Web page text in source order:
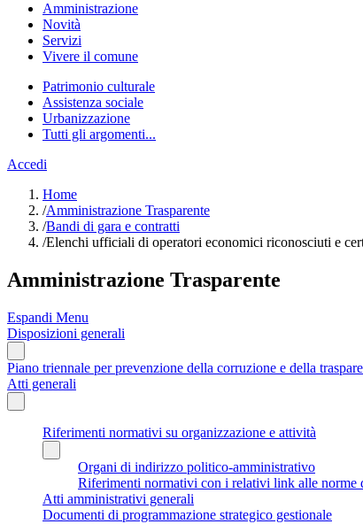
Amministrazione
Novità
Servizi
Vivere il comune
Patrimonio culturale
Assistenza sociale
Urbanizzazione
Tutti gli argomenti...
Accedi
Home
/Amministrazione Trasparente
/Bandi di gara e contratti
/Elenchi ufficiali di operatori economici riconosciuti e
Amministrazione Trasparente
Espandi Menu
Disposizioni generali
Piano triennale per prevenzione della corruzione e della
Atti generali
Riferimenti normativi su organizzazione e attività
Organi di indirizzo politico-amministrativo
Riferimenti normativi con i relativi link alle norme
Atti amministrativi generali
Documenti di programmazione strategico gestionale